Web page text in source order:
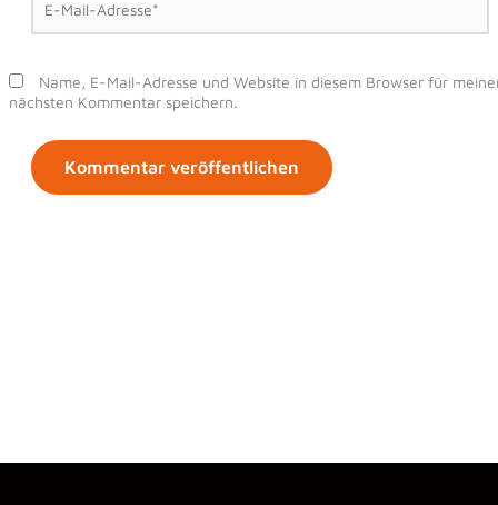
Mail-
Adresse*
Name, E-Mail-Adresse und Website in diesem Browser für
nächsten Kommentar speichern.